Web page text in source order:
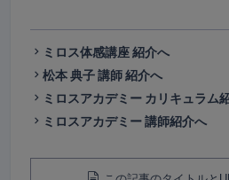
ミロス体感講座 紹介へ
松本 典子 講師 紹介へ
ミロスアカデミー カリキュラム
ミロスアカデミー 講師紹介へ